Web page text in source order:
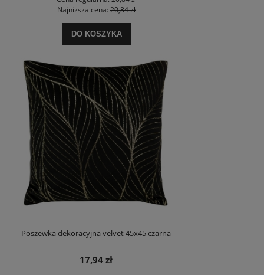
Najniższa cena: 20,84 zł
DO KOSZYKA
Poszewka dekoracyjna velvet 45x45 czarna
17,94 zł